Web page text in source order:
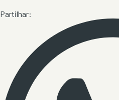
Partilhar: